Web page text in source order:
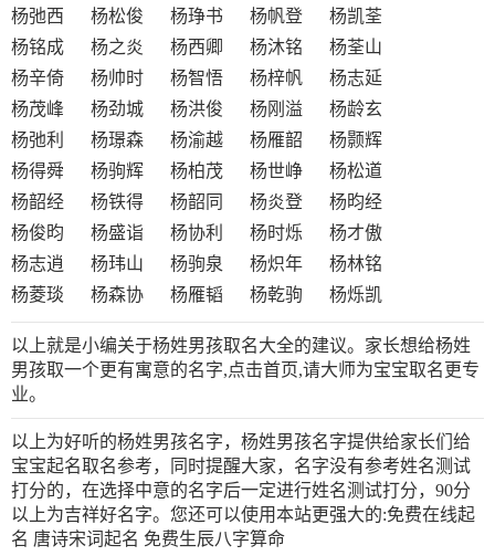
杨弛西 杨松俊 杨琤书 杨帆登 杨凯荃
杨铭成 杨之炎 杨西卿 杨沐铭 杨荃山
杨辛倚 杨帅时 杨智悟 杨梓帆 杨志延
杨茂峰 杨劲城 杨洪俊 杨刚溢 杨龄玄
杨弛利 杨璟森 杨渝越 杨雁韶 杨颢辉
杨得舜 杨驹辉 杨柏茂 杨世峥 杨松道
杨韶经 杨铁得 杨韶同 杨炎登 杨昀经
杨俊昀 杨盛诣 杨协利 杨时烁 杨才傲
杨志逍 杨玮山 杨驹泉 杨炽年 杨林铭
杨菱琰 杨森协 杨雁韬 杨乾驹 杨烁凯
以上就是小编关于杨姓男孩取名大全的建议。家长想给杨姓
男孩取一个更有寓意的名字,点击首页,请大师为宝宝取名更专
业。
以上为好听的杨姓男孩名字，杨姓男孩名字提供给家长们给
宝宝起名取名参考，同时提醒大家，名字没有参考姓名测试
打分的，在选择中意的名字后一定进行姓名测试打分，90分
以上为吉祥好名字。您还可以使用本站更强大的:免费在线起
名 唐诗宋词起名 免费生辰八字算命